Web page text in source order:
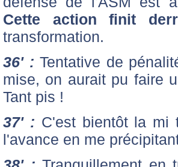
Cette action finit
transformation.
36' : Tentative de
mise, on aurait pu faire
Tant pis !
37' : C'est bientôt la mi
l'avance en me